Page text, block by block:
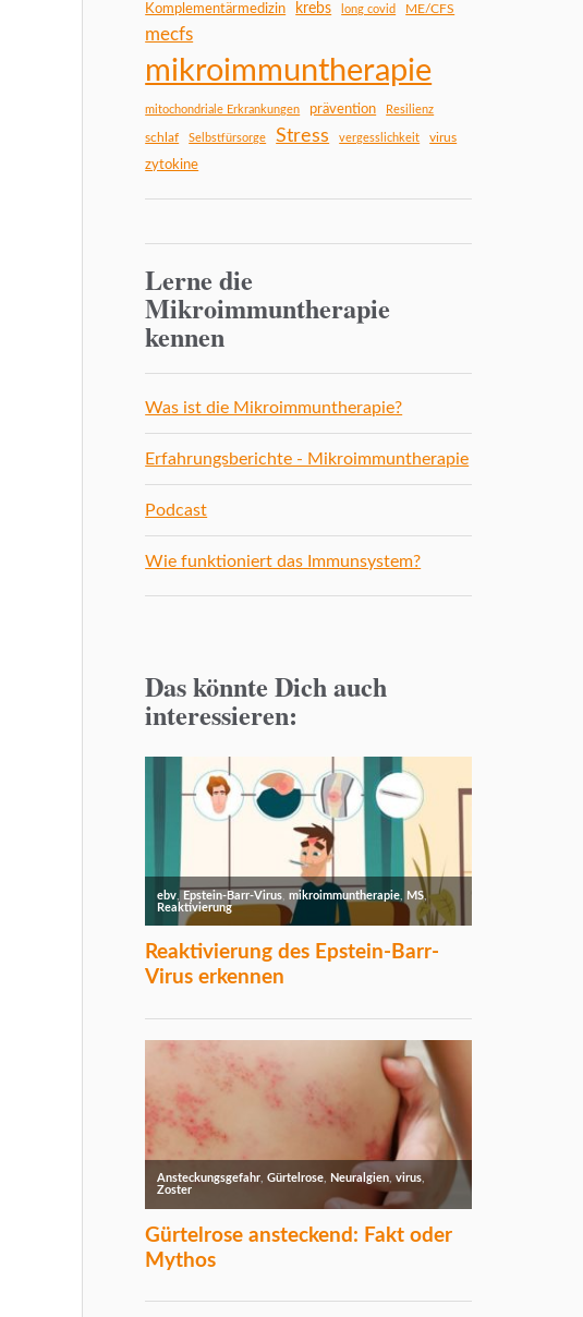
Komplementärmedizin krebs long covid ME/CFS
mecfs
mikroimmuntherapie
mitochondriale Erkrankungen prävention Resilienz
schlaf Selbstfürsorge Stress vergesslichkeit virus
zytokine
Lerne die
Mikroimmuntherapie
kennen
Was ist die Mikroimmuntherapie?
Erfahrungsberichte - Mikroimmuntherapie
Podcast
Wie funktioniert das Immunsystem?
Das könnte Dich auch
interessieren: